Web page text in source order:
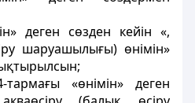
деген сөзден кейін «,
шаруашылығы) өнімін»
«өнімін» деген